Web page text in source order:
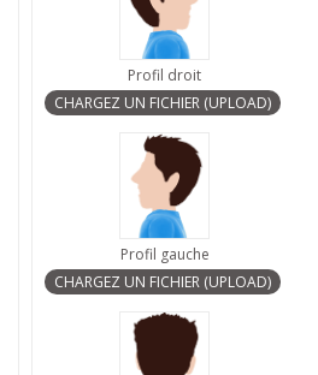
Profil droit
Profil gauche